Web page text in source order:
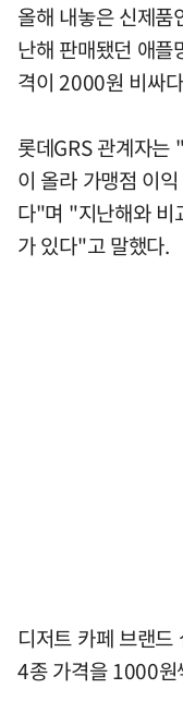
올해 내놓은 신제
난해 판매됐던 애
격이 2000원 비싸
롯데GRS 관계자는
이 올라 가맹점 이
다"며 "지난해와 비
가 있다"고 말했다.
디저트 카페 브랜드
4종 가격을 1000원